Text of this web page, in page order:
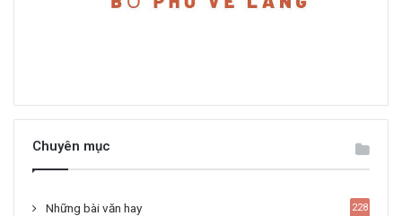
Chuyên mục
Những bài văn hay 228